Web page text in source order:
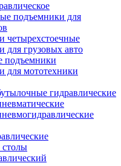
подъемники для
четырехстоечные
для грузовых авто
для мототехники
гидравлические